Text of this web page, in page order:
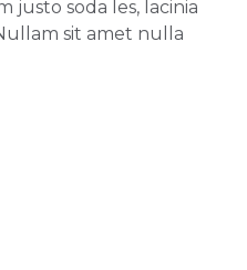
justo soda les, lacinia
sit amet nulla